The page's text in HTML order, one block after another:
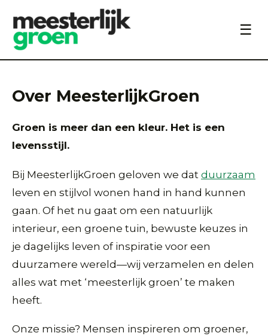
☰
Over MeesterlijkGroen
Groen is meer dan een kleur. Het is een
levensstijl.
Bij MeesterlijkGroen geloven we dat duurzaam
leven en stijlvol wonen hand in hand kunnen
gaan. Of het nu gaat om een natuurlijk
interieur, een groene tuin, bewuste keuzes in
je dagelijks leven of inspiratie voor een
duurzamere wereld—wij verzamelen en delen
alles wat met ‘meesterlijk groen’ te maken
heeft.
Onze missie? Mensen inspireren om groener,